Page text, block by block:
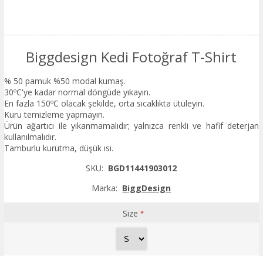
Biggdesign Kedi Fotoğraf T-Shirt
% 50 pamuk %50 modal kumaş.
30ºC'ye kadar normal döngüde yıkayın.
En fazla 150ºC olacak şekilde, orta sıcaklıkta ütüleyin.
Kuru temizleme yapmayın.
Ürün ağartıcı ile yıkanmamalıdır; yalnızca renkli ve hafif deterjan
kullanılmalıdır.
Tamburlu kurutma, düşük ısı.
SKU: BGD11441903012
Marka: BiggDesign
Size *